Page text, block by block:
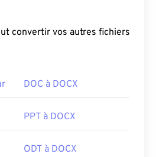
convertir vos autres fichiers
DOC à DOCX
PPT à DOCX
ODT à DOCX